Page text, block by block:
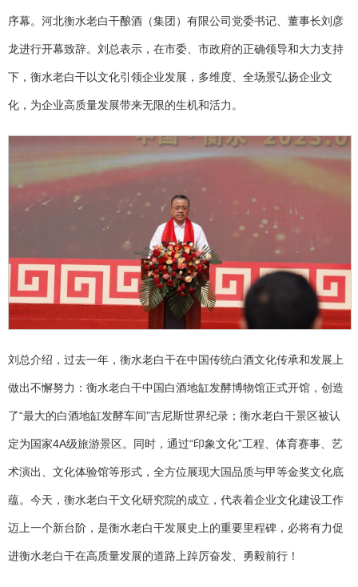
序幕。河北衡水老白干酿酒（集团）有限公司党委书记、董事长刘彦
龙进行开幕致辞。刘总表示，在市委、市政府的正确领导和大力支持
下，衡水老白干以文化引领企业发展，多维度、全场景弘扬企业文
化，为企业高质量发展带来无限的生机和活力。
刘总介绍，过去一年，衡水老白干在中国传统白酒文化传承和发展上
做出不懈努力：衡水老白干中国白酒地缸发酵博物馆正式开馆，创造
了“最大的白酒地缸发酵车间”吉尼斯世界纪录；衡水老白干景区被认
定为国家4A级旅游景区。同时，通过“印象文化”工程、体育赛事、艺
术演出、文化体验馆等形式，全方位展现大国品质与甲等金奖文化底
蕴。今天，衡水老白干文化研究院的成立，代表着企业文化建设工作
迈上一个新台阶，是衡水老白干发展史上的重要里程碑，必将有力促
进衡水老白干在高质量发展的道路上踔厉奋发、勇毅前行！